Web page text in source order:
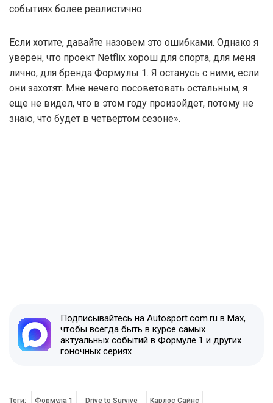
событиях более реалистично.
Если хотите, давайте назовем это ошибками. Однако я
уверен, что проект Netflix хорош для спорта, для меня
лично, для бренда Формулы 1. Я останусь с ними, если
они захотят. Мне нечего посоветовать остальным, я
еще не видел, что в этом году произойдет, потому не
знаю, что будет в четвертом сезоне».
Подписывайтесь на Autosport.com.ru в Max,
чтобы всегда быть в курсе самых
актуальных событий в Формуле 1 и других
гоночных сериях
Теги: Формула 1 Drive to Survive Карлос Сайнс